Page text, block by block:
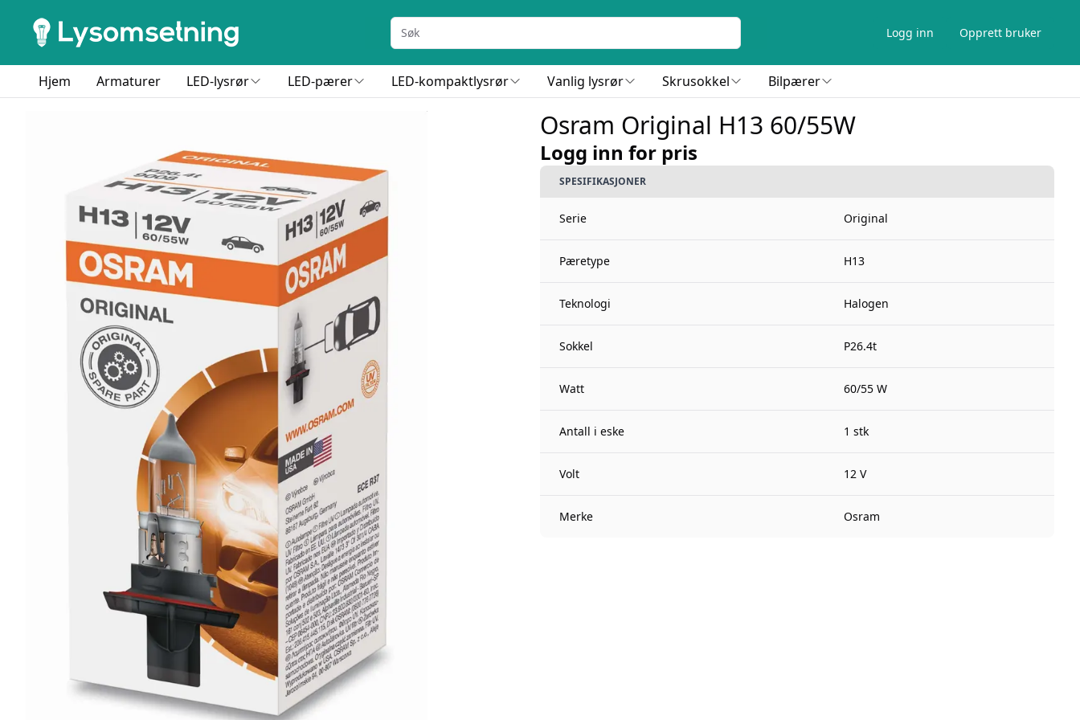
Logg inn Opprett bruker
Hjem Armaturer LED-lysrør LED-pærer LED-kompaktlysrør Vanlig lysrør Skrusokkel Bilpærer
Osram Original H13 60/55W
Logg inn for pris
SPESIFIKASJONER
Serie Original
Pæretype H13
Teknologi Halogen
Sokkel P26.4t
Watt 60/55 W
Antall i eske 1 stk
Volt 12 V
Merke Osram